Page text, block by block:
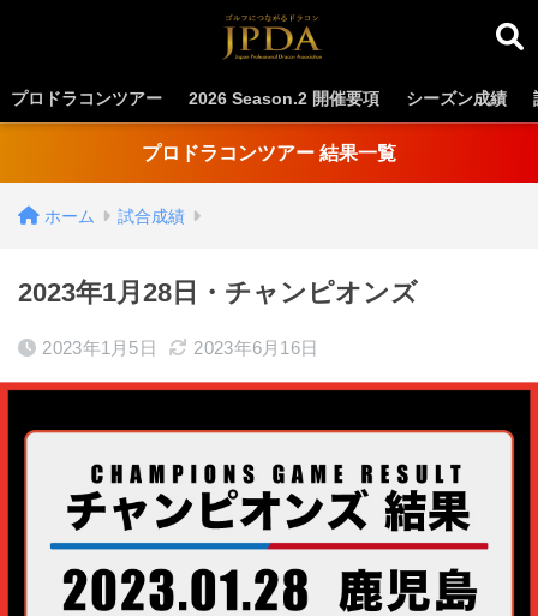
プロドラコンツアー 2026 Season.2 開催要項 シーズン成績
プロドラコンツアー 結果一覧
ホーム 試合成績
2023年1月28日・チャンピオンズ
2023年1月5日 2023年6月16日